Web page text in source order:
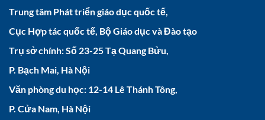
Trung tâm Phát triển giáo dục quốc tế,
Cục Hợp tác quốc tế, Bộ Giáo dục và Đào tạo
Trụ sở chính: Số 23-25 Tạ Quang Bửu,
P. Bạch Mai, Hà Nội
Văn phòng du học: 12-14 Lê Thánh Tông,
P. Cửa Nam, Hà Nội